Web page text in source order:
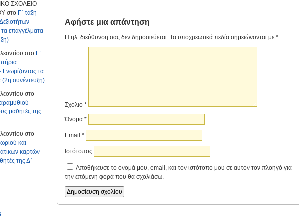
ΣΧΟΛΕΙΟ
στο Γ΄ τάξη –
–
τα επαγγέλματα
στο Γ΄
Γνωρίζοντας τα
(2η συνέντευξη)
στο
–
μαθητές της
στο
και
καρτών
της Δ΄
Αφήστε μια απάντηση
Η ηλ. διεύθυνση σας δεν δημοσιεύεται. Τα υποχρεωτικά πεδία σημειώνονται με *
Σχόλιο *
Όνομα *
Email *
Ιστότοπος
Αποθήκευσε το όνομά μου, email, και τον ιστότοπο μου σε αυτόν τον πλοηγό για
την επόμενη φορά που θα σχολιάσω.